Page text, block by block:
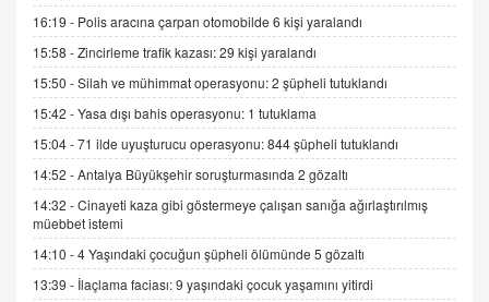
SEHER EREK
Kış Ayları Geldi, Hangi Önlemler Alınmalı?
9.12.2025 10:11
İNCİ GÜL AKÖL
Trump Keşke Adana'yı da Ziyaret Etse...
06.07.2026 13:00
ADEM AKÖL
Esed Destekçilerinin Yüzüne Vurulan Şamar:
Sednaya
11.12.2024 12:30
16:19 - Polis aracına çarpan otomobilde 6 kişi yaralandı
15:58 -Zincirleme trafik kazası: 29 kişi yaralandı
15:50 -Silah ve mühimmat operasyonu: 2 şüpheli tutuklandı
15:42 -Yasa dışı bahis operasyonu: 1 tutuklama
15:04 -71 ilde uyuşturucu operasyonu: 844 şüpheli tutuklandı
14:52 -Antalya Büyükşehir soruşturmasında 2 gözaltı
14:32 -Cinayeti kaza gibi göstermeye çalışan sanığa ağırlaştırılmış
müebbet istemi
14:10 -4 Yaşındaki çocuğun şüpheli ölümünde 5 gözaltı
13:39 - İlaçlama faciası: 9 yaşındaki çocuk yaşamını yitirdi